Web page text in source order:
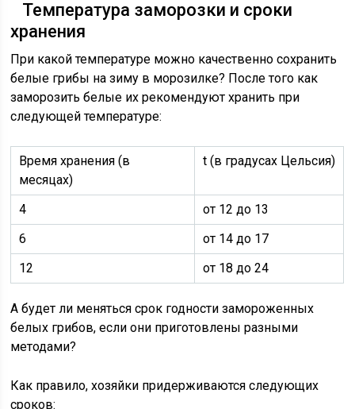
Температура заморозки и сроки
хранения
При какой температуре можно качественно сохранить
белые грибы на зиму в морозилке? После того как
заморозить белые их рекомендуют хранить при
следующей температуре:
Время хранения (в
месяцах)
t (в градусах Цельсия)
4
от 12 до 13
6
от 14 до 17
12
от 18 до 24
А будет ли меняться срок годности замороженных
белых грибов, если они приготовлены разными
методами?
Как правило, хозяйки придерживаются следующих
сроков: